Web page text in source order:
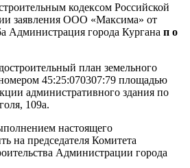
кодексом Российской
заявления ООО «Максима» от
Администрация города Кургана п о
план земельного
45:25:070307:79 площадью
административного здания по
109а.
настоящего
на председателя Комитета
Администрации города